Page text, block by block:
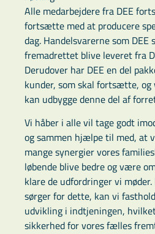
Alle medarbejdere fra DEE
fortsætte med at producere
dag. Handelsvarerne som
fremadrettet blive leveret fra
Derudover har DEE en del
kunder, som skal fortsætte, og
kan udbygge denne del af
Vi håber i alle vil tage godt
og sammen hjælpe til med, at
mange synergier vores
løbende blive bedre og være
klare de udfordringer vi
sørger for dette, kan vi
udvikling i indtjeningen,
sikkerhed for vores fælles